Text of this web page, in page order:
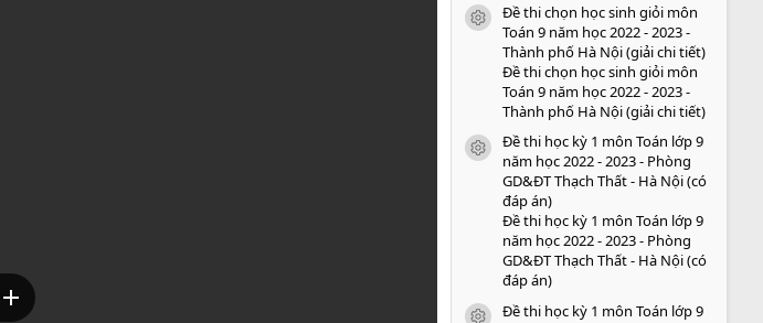
icon tài liệu
Đề thi chọn học sinh giỏi môn
Toán 9 năm học 2022 - 2023 -
Thành phố Hà Nội (giải chi tiết)
Đề thi chọn học sinh giỏi môn
Toán 9 năm học 2022 - 2023 -
Thành phố Hà Nội (giải chi tiết)
icon tài liệu
Đề thi học kỳ 1 môn Toán lớp 9
năm học 2022 - 2023 - Phòng
GD&ĐT Thạch Thất - Hà Nội (có
đáp án)
Đề thi học kỳ 1 môn Toán lớp 9
năm học 2022 - 2023 - Phòng
GD&ĐT Thạch Thất - Hà Nội (có
đáp án)
Đề thi học kỳ 1 môn Toán lớp 9